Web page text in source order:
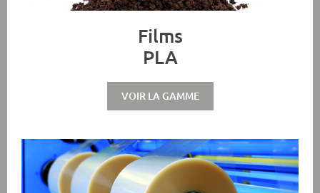
Films
PLA
VOIR LA GAMME